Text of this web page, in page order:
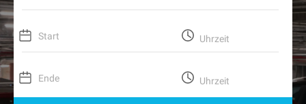
Start Uhrzeit
Ende Uhrzeit